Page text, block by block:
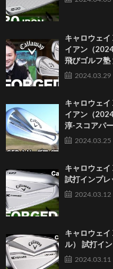
キャロウェイ
イアン（
飛びゴルフ塾
2024.03.29
キャロウェイ
イアン（
淳-スコアパ
2024.03.25
キャロウェイ
試打インプレ
2024.03.12
キャロウェイ
ル） 試打イ
2024.03.11